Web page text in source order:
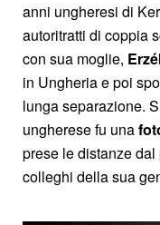
anni ungheresi di
autoritratti di coppia
con sua moglie,
in Ungheria e poi
lunga separazione.
ungherese fu una
prese le distanze
colleghi della sua